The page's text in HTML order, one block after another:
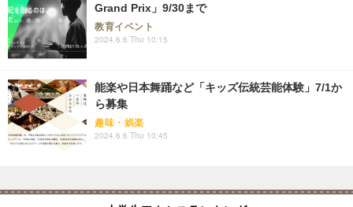
Grand Prix」9/30まで
教育イベント
2024.6.6 Thu 10:15
能楽や日本舞踊など「キッズ伝統芸能体験」7/1か
ら募集
趣味・娯楽
2024.6.6 Thu 10:45